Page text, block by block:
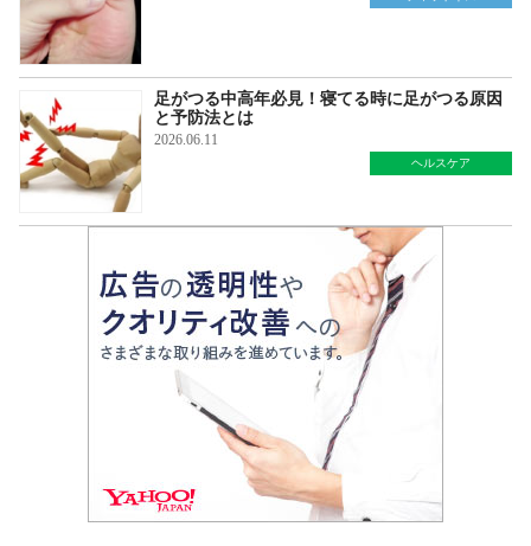
足がつる中高年必見！寝てる時に足がつる原因
と予防法とは
2026.06.11
ヘルスケア